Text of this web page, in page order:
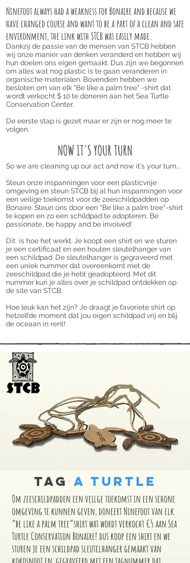
Ninefoot always had a weakness for Bonaire and because we
have changed course and want to be a part of a clean and safe
environment, the link with STCB was easily made.
Dankzij de passie van de mensen van STCB hebben
wij onze manier van denken veranderd en hebben wij
hun doelen ons eigen gemaakt. Dus zijn we begonnen
om alles wat nog plastic is te gaan veranderen in
organische materialen. Bovendien hebben we
besloten om van elk "Be like a palm tree" -shirt dat
wordt verkocht $ 10 te doneren aan het Sea Turtle
Conservation Center.
De eerste stap is gezet maar er zijn er nog meer te
volgen.
NOW IT'S YOUR TURN
So we are cleaning up our act and now it's your turn...
Steun onze inspanningen voor een plasticvrije
omgeving en steun STCB bij al hun inspanningen voor
een ​​veilige toekomst voor de zeeschildpadden op
Bonaire. Steun ons door een "Be like a palm tree"-shirt
te kopen en zo een schildpad te adopteren, Be
passionate, be happy and be involved!
Dit is hoe het werkt. Je koopt een shirt en we sturen
je een certificaat en een houten sleutelhanger van
een schildpad. De sleutelhanger is gegraveerd met
een uniek nummer dat overeenkomt met de
zeeschildpad die je hebt geadopteerd. Met dit
nummer kun je alles over je schildpad ontdekken op
de site van STCB.
Hoe leuk kan het zijn? Je draagt ​​je favoriete shirt op
hetzelfde moment dat jou eigen schildpad vrij en blij
de oceaan in rent!
TAG A TURTLE
Om zeeschildpadden een veilge toekomst in een schone
omgeving te kunnen geven, doneert Ninefoot van elk
“be like a palm tree”shirt wat wordt verkocht €5 aan Sea
Turtle Conservation Bonaire! dus koop een shirt en we
sturen je een schildpad sleutelhanger gemaakt van